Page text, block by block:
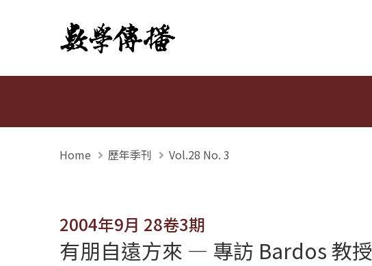
數學傳播
Home 歷年季刊 Vol.28 No. 3
2004年9月 28卷3期
有朋自遠方來 — 專訪 Bardos 教授